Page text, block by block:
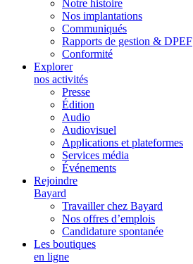
Notre histoire
Nos implantations
Communiqués
Rapports de gestion & DPEF
Conformité
Explorer
nos activités
Presse
Édition
Audio
Audiovisuel
Applications et plateformes
Services média
Événements
Rejoindre
Bayard
Travailler chez Bayard
Nos offres d’emplois
Candidature spontanée
Les boutiques
en ligne